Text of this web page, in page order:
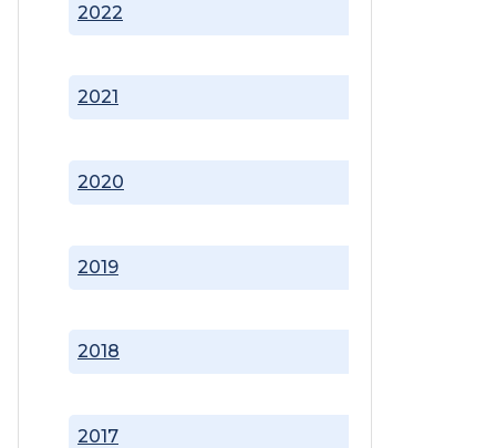
2017
2018
2019
2020
2021
2022